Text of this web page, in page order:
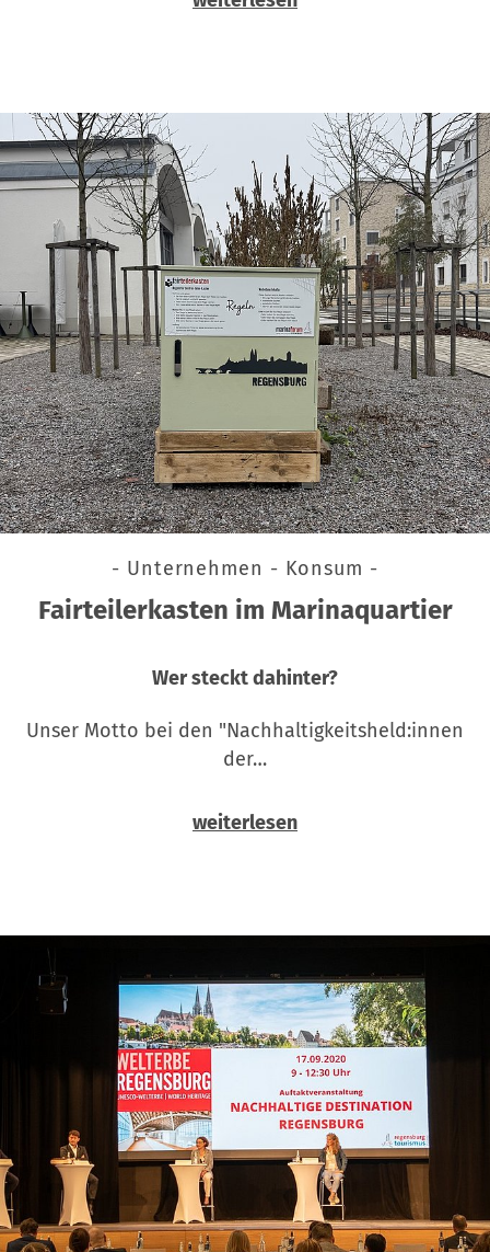
- Unternehmen - Konsum -
Fairteilerkasten im Marinaquartier
Wer steckt dahinter?
Unser Motto bei den "Nachhaltigkeitsheld:innen
der…
weiterlesen